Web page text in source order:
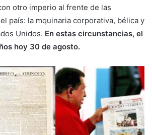
otro imperio al frente de las
país: la mquinaria corporativa, bélica y
Unidos. En estas circunstancias, el
hoy 30 de agosto.